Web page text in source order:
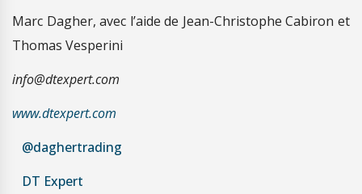
Marc Dagher, avec l’aide de Jean-Christophe Cabiron et
Thomas Vesperini
info@dtexpert.com
www.dtexpert.com
@daghertrading
DT Expert